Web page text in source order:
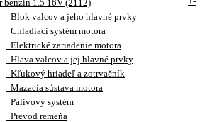
benzín 1.5 16V (2112)
Blok valcov a jeho hlavné prvky
Chladiaci systém motora
Elektrické zariadenie motora
Hlava valcov a jej hlavné prvky
Kľukový hriadeľ a zotrvačník
Mazacia sústava motora
Palivový systém
Prevod remeňa